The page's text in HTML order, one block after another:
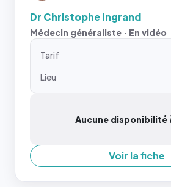
Dr Christophe Ingrand
Médecin généraliste · En vidéo
Tarif
Lieu
Aucune disponibilité
Voir la fiche